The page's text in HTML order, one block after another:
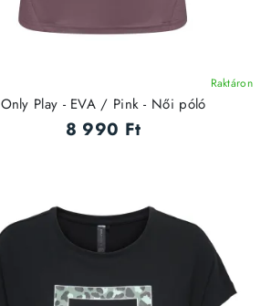
Raktáron
Only Play - EVA / Pink - Női póló
8 990 Ft